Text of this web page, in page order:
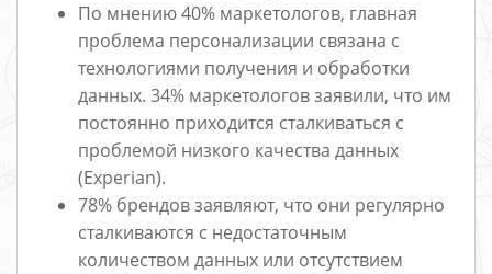
По мнению 40% маркетологов, главная
проблема персонализации связана с
технологиями получения и обработки
данных. 34% маркетологов заявили, что им
постоянно приходится сталкиваться с
проблемой низкого качества данных
(Experian).
78% брендов заявляют, что они регулярно
сталкиваются с недостаточным
количеством данных или отсутствием